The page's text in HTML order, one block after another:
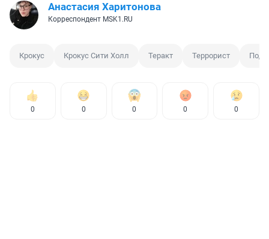
Анастасия Харитонова
Корреспондент MSK1.RU
Крокус Крокус Сити Холл Теракт Террорист
0 0 0 0 0